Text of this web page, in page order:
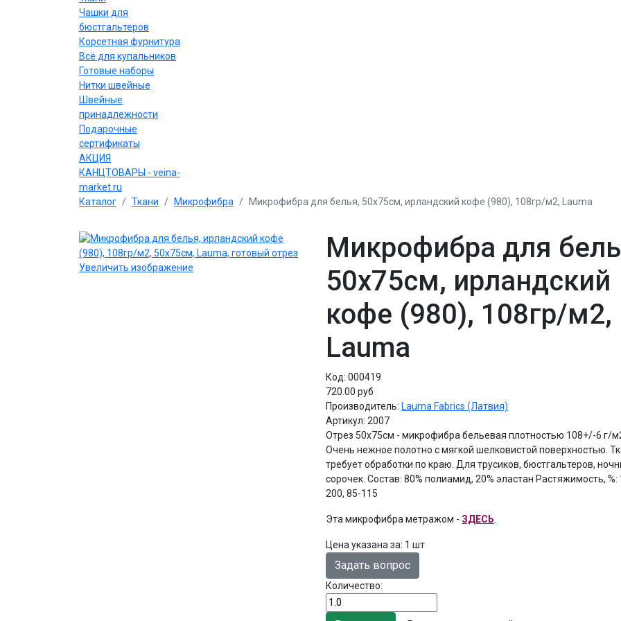
Чашки для
бюстгальтеров
Корсетная фурнитура
Всё для купальников
Готовые наборы
Нитки швейные
Швейные
принадлежности
Подарочные
сертификаты
АКЦИЯ
КАНЦТОВАРЫ - veina-
market.ru
Каталог Ткани Микрофибра Микрофибра для белья, 50х75см, ирландский кофе (980), 108гр/м2, Lauma
Увеличить изображение
Микрофибра для
50х75см, ирландский
кофе (980), 108гр/м2,
Lauma
Код:000419
720.00 руб
Производитель:Lauma Fabrics (Латвия)
Артикул:2007
Отрез 50х75см - микрофибра бельевая плотностью 108+/-6 г/
Очень нежное полотно с мягкой шелковистой поверхностью.
требует обработки по краю. Для трусиков, бюстгальтеров,
сорочек. Состав: 80% полиамид, 20% эластан Растяжимость, %:
200, 85-115
Эта микрофибра метражом - ЗДЕСЬ
Цена указана за: 1 шт
Задать вопрос
Количество: